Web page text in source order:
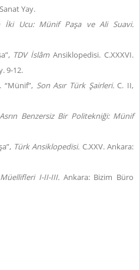
Yay.
İki Ucu: Münif Paşa ve Ali Suavi.
TDV İslâmAnsiklopedisi. C.XXXVI.
9-12.
“Münif”, Son Asır Türk Şairleri.C. II,
Benzersiz Bir Politekniği: Münif
Türk Ansiklopedisi. C.XXV. Ankara:
I-II-III. Ankara: Bizim Büro